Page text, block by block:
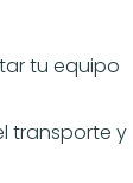
tu equipo
transporte y